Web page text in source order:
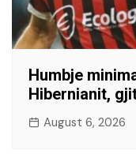
Humbje
Hibernianit,
August 6, 2026